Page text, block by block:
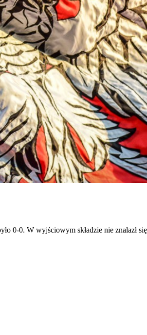
0-0. W wyjściowym składzie nie znalazł